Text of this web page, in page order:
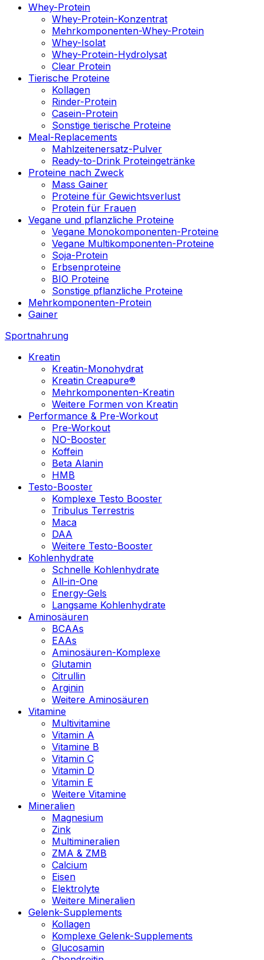
Whey-Protein
Whey-Protein-Konzentrat
Mehrkomponenten-Whey-Protein
Whey-Isolat
Whey-Protein-Hydrolysat
Clear Protein
Tierische Proteine
Kollagen
Rinder-Protein
Casein-Protein
Sonstige tierische Proteine
Meal-Replacements
Mahlzeitenersatz-Pulver
Ready-to-Drink Proteingetränke
Proteine nach Zweck
Mass Gainer
Proteine für Gewichtsverlust
Protein für Frauen
Vegane und pflanzliche Proteine
Vegane Monokomponenten-Proteine
Vegane Multikomponenten-Proteine
Soja-Protein
Erbsenproteine
BIO Proteine
Sonstige pflanzliche Proteine
Mehrkomponenten-Protein
Gainer
Sportnahrung
Kreatin
Kreatin-Monohydrat
Kreatin Creapure®
Mehrkomponenten-Kreatin
Weitere Formen von Kreatin
Performance & Pre-Workout
Pre-Workout
NO-Booster
Koffein
Beta Alanin
HMB
Testo-Booster
Komplexe Testo Booster
Tribulus Terrestris
Maca
DAA
Weitere Testo-Booster
Kohlenhydrate
Schnelle Kohlenhydrate
All-in-One
Energy-Gels
Langsame Kohlenhydrate
Aminosäuren
BCAAs
EAAs
Aminosäuren-Komplexe
Glutamin
Citrullin
Arginin
Weitere Aminosäuren
Vitamine
Multivitamine
Vitamin A
Vitamine B
Vitamin C
Vitamin D
Vitamin E
Weitere Vitamine
Mineralien
Magnesium
Zink
Multimineralien
ZMA & ZMB
Calcium
Eisen
Elektrolyte
Weitere Mineralien
Gelenk-Supplements
Kollagen
Komplexe Gelenk-Supplements
Glucosamin